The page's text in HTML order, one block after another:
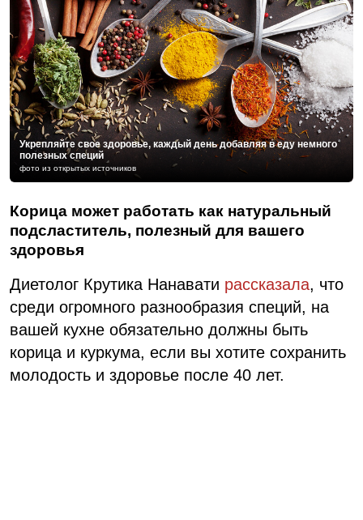
Укрепляйте свое здоровье, каждый день добавляя в еду немного
полезных специй
фото из открытых источников
Корица может работать как натуральный
подсластитель, полезный для вашего
здоровья
Диетолог Крутика Нанавати рассказала, что
среди огромного разнообразия специй, на
вашей кухне обязательно должны быть
корица и куркума, если вы хотите сохранить
молодость и здоровье после 40 лет.